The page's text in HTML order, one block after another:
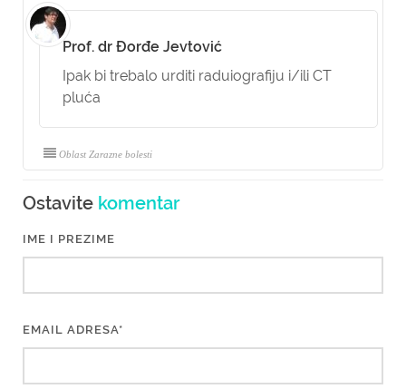
Prof. dr Đorđe Jevtović
Ipak bi trebalo urditi raduiografiju i/ili CT
pluća
Oblast Zarazne bolesti
Ostavite komentar
IME I PREZIME
EMAIL ADRESA*